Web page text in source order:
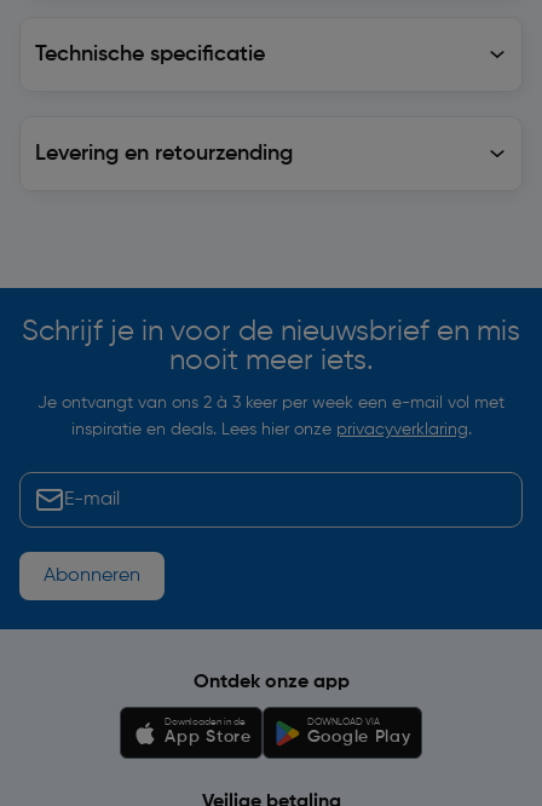
Technische specificatie
Levering en retourzending
Schrijf je in voor de nieuwsbrief en mis
nooit meer iets.
Je ontvangt van ons 2 à 3 keer per week een e-mail vol met
inspiratie en deals. Lees hier onze privacyverklaring.
Abonneren
Ontdek onze app
Downloaden in de
App Store
DOWNLOAD VIA
Google Play